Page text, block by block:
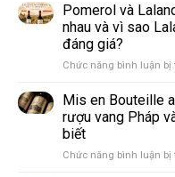
Pomerol và
nhau và vì sao
đáng giá?
Chức năng bình luận bị
Mis en Bouteille
rượu vang Pháp
biết
Chức năng bình luận bị